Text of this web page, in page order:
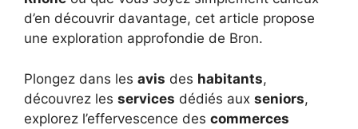
d’en découvrir davantage, cet article propose
une exploration approfondie de Bron.
Plongez dans les avis des habitants,
découvrez les services dédiés aux seniors,
explorez l’effervescence des commerces